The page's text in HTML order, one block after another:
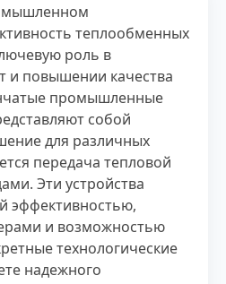
теплообменных
роль в
и повышении качества
промышленные
собой
для различных
передача тепловой
Эти устройства
эффективностью,
и возможностью
технологические
надежного